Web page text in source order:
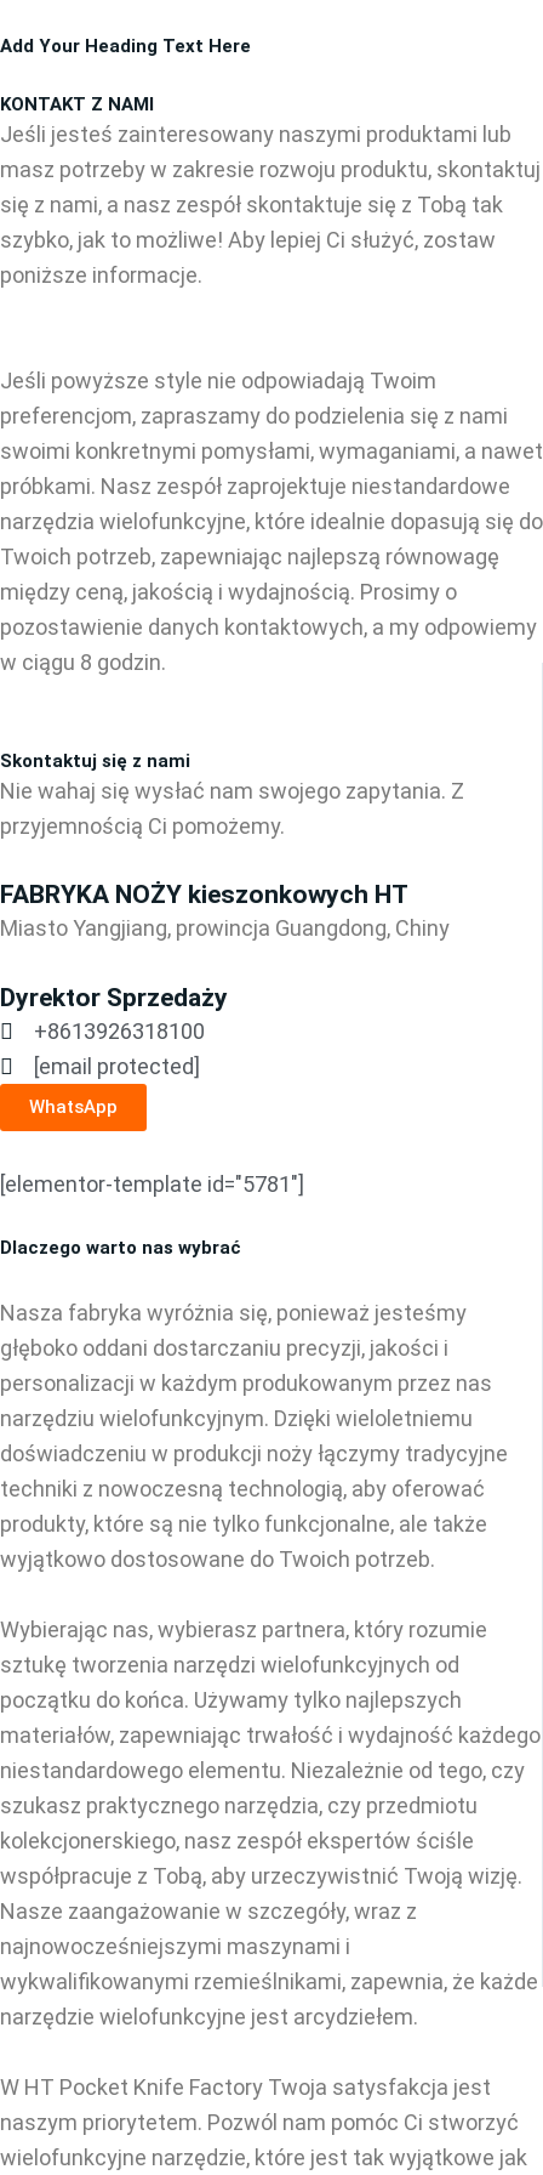
do
Add Your Heading Text Here
KONTAKT Z NAMI
Jeśli jesteś zainteresowany naszymi produktami lub
masz potrzeby w zakresie rozwoju produktu, skontaktuj
się z nami, a nasz zespół skontaktuje się z Tobą tak
szybko, jak to możliwe! Aby lepiej Ci służyć, zostaw
poniższe informacje.
Jeśli powyższe style nie odpowiadają Twoim
preferencjom, zapraszamy do podzielenia się z nami
swoimi konkretnymi pomysłami, wymaganiami, a nawet
próbkami. Nasz zespół zaprojektuje niestandardowe
narzędzia wielofunkcyjne, które idealnie dopasują się do
Twoich potrzeb, zapewniając najlepszą równowagę
między ceną, jakością i wydajnością. Prosimy o
pozostawienie danych kontaktowych, a my odpowiemy
w ciągu 8 godzin.
Skontaktuj się z nami
Nie wahaj się wysłać nam swojego zapytania. Z
przyjemnością Ci pomożemy.
FABRYKA NOŻY kieszonkowych HT
Miasto Yangjiang, prowincja Guangdong, Chiny
Dyrektor Sprzedaży
+8613926318100
[email protected]
WhatsApp
[elementor-template id="5781"]
Dlaczego warto nas wybrać
Nasza fabryka wyróżnia się, ponieważ jesteśmy
głęboko oddani dostarczaniu precyzji, jakości i
personalizacji w każdym produkowanym przez nas
narzędziu wielofunkcyjnym. Dzięki wieloletniemu
doświadczeniu w produkcji noży łączymy tradycyjne
techniki z nowoczesną technologią, aby oferować
produkty, które są nie tylko funkcjonalne, ale także
wyjątkowo dostosowane do Twoich potrzeb.
Wybierając nas, wybierasz partnera, który rozumie
sztukę tworzenia narzędzi wielofunkcyjnych od
początku do końca. Używamy tylko najlepszych
materiałów, zapewniając trwałość i wydajność każdego
niestandardowego elementu. Niezależnie od tego, czy
szukasz praktycznego narzędzia, czy przedmiotu
kolekcjonerskiego, nasz zespół ekspertów ściśle
współpracuje z Tobą, aby urzeczywistnić Twoją wizję.
Nasze zaangażowanie w szczegóły, wraz z
najnowocześniejszymi maszynami i
wykwalifikowanymi rzemieślnikami, zapewnia, że każde
narzędzie wielofunkcyjne jest arcydziełem.
W HT Pocket Knife Factory Twoja satysfakcja jest
naszym priorytetem. Pozwól nam pomóc Ci stworzyć
wielofunkcyjne narzędzie, które jest tak wyjątkowe jak